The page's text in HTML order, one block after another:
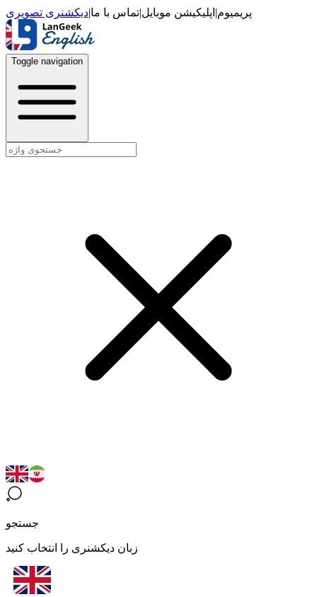
پریمیوم| اپلیکیشن موبایل|تماس با ما|دیکشنری تصویری
Toggle navigation
جستجو
زبان دیکشنری را انتخاب کنید